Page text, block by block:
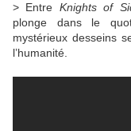
> Entre Knights of
plonge dans le
mystérieux desseins
l’humanité.